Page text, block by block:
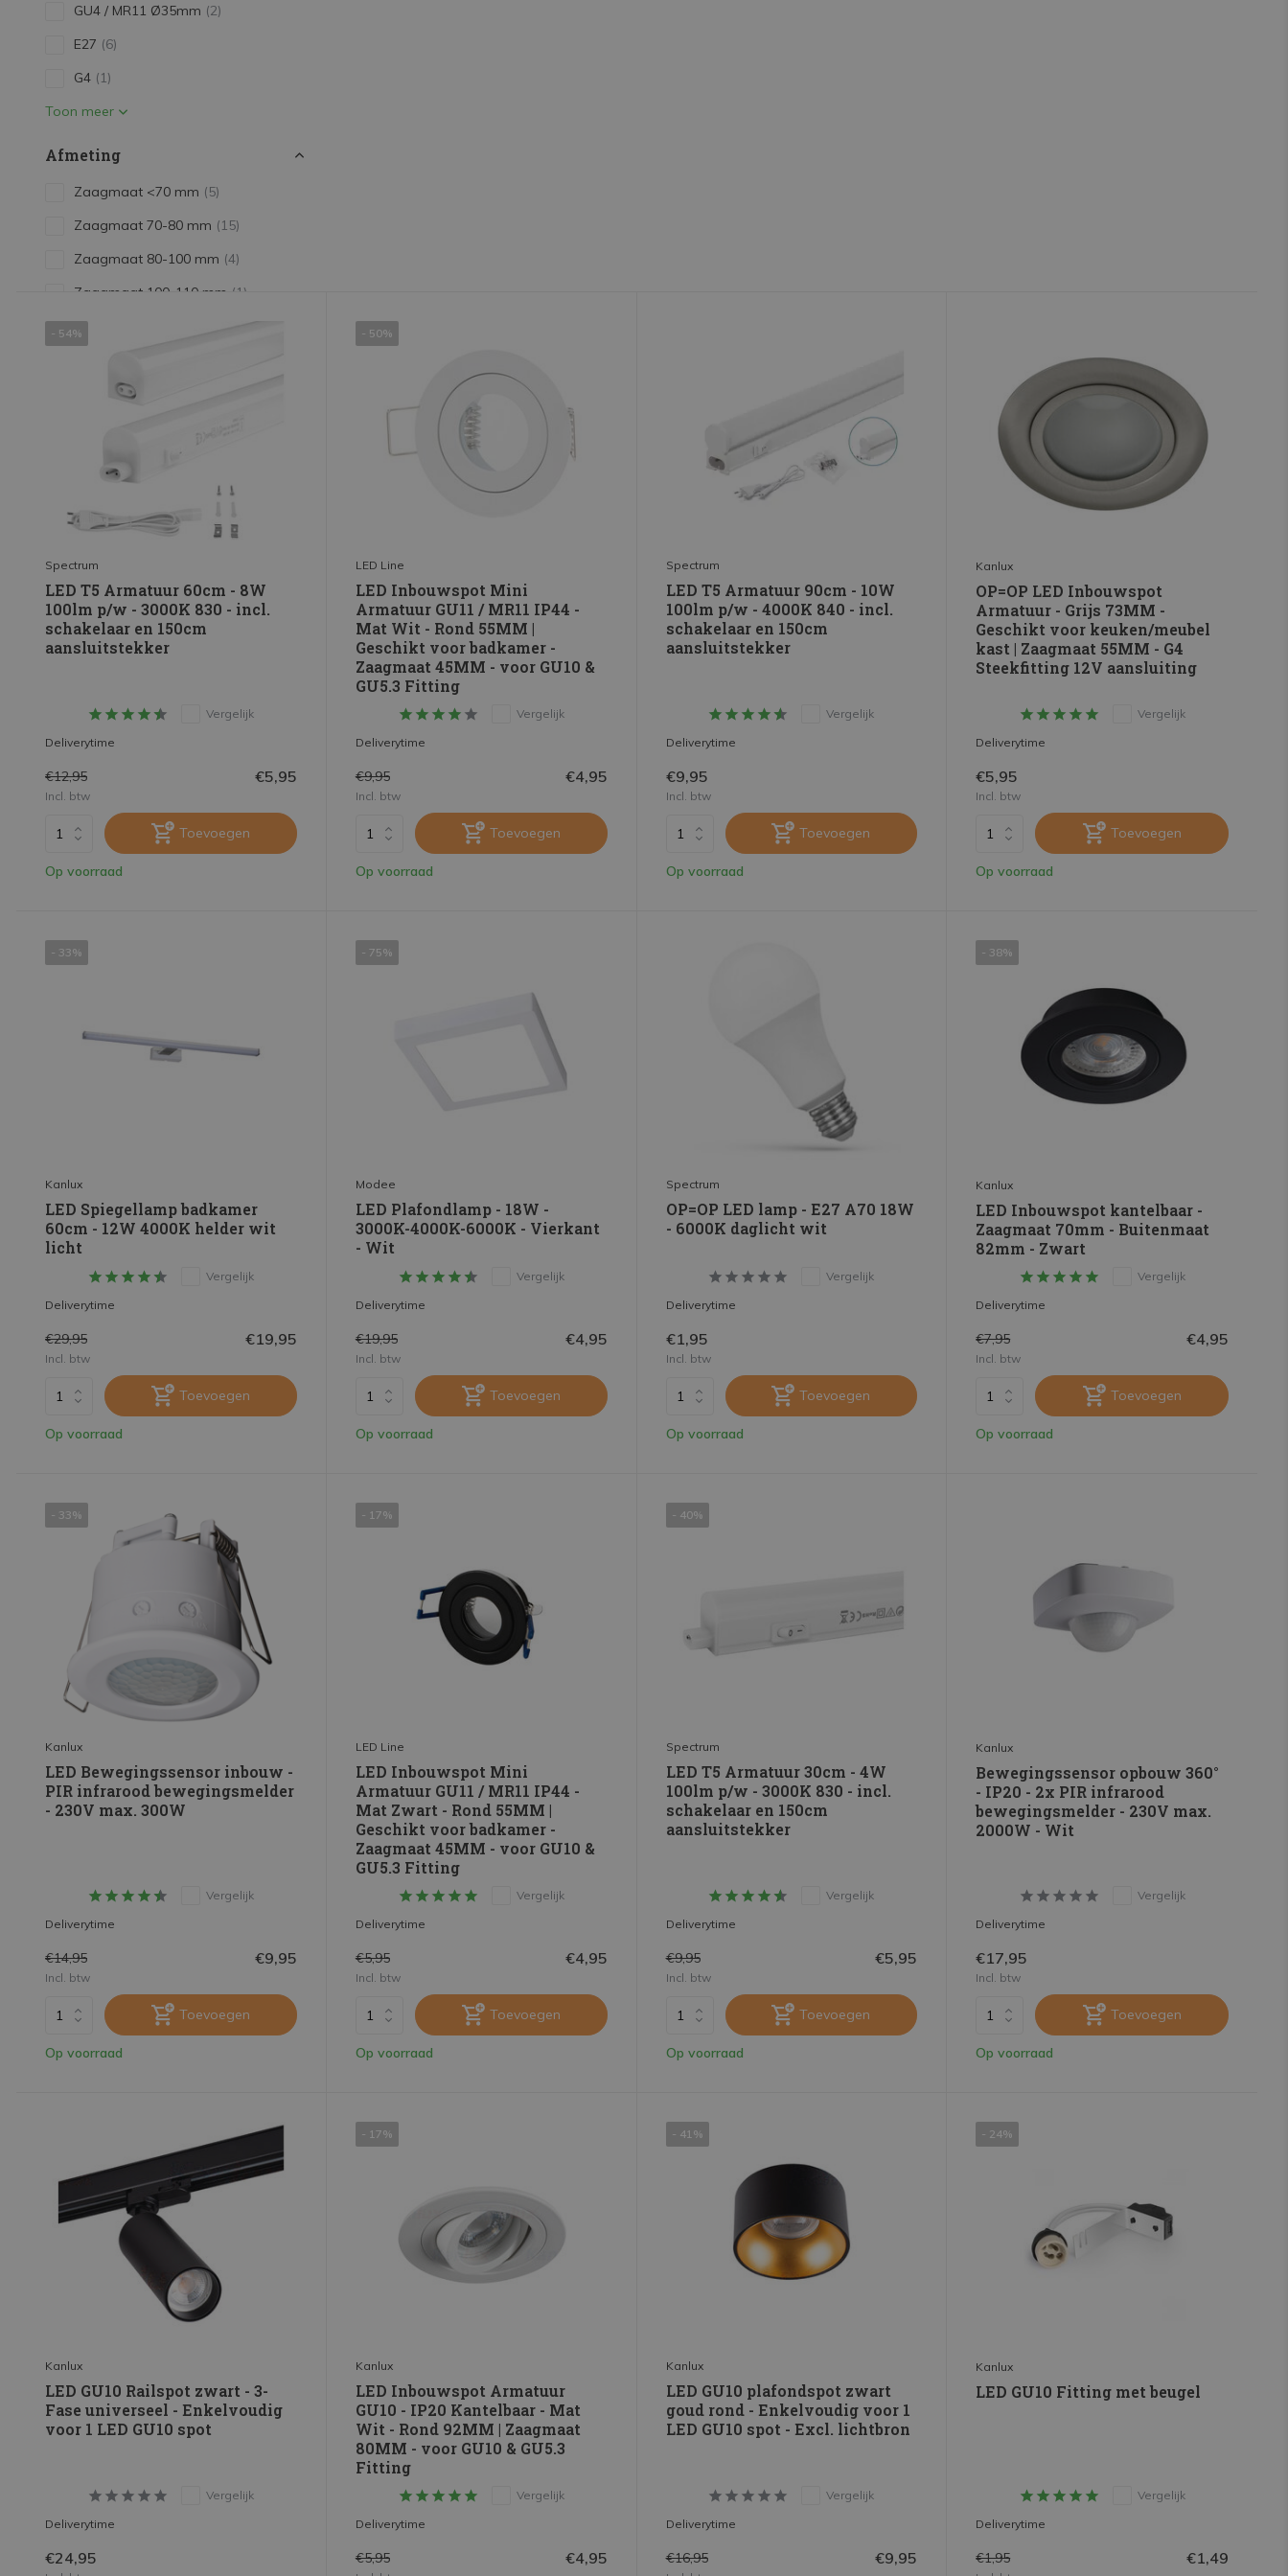
GU4 / MR11 Ø35mm (2)
E27 (6)
G4 (1)
Toon meer
Afmeting
Zaagmaat <70 mm (5)
Zaagmaat 70-80 mm (15)
Zaagmaat 80-100 mm (4)
Zaagmaat 100-110 mm (1)
Lengte 30 cm
1800K - 2200K extra warm wit
6000K daglicht wit
2700K - 3000K 830 (4)
4000K - 4500K 840
Verbruik - Wattage
<2W
2-5W
6-10W
11-15W(2)
Toon meer
- 54%
Spectrum
LED T5 Armatuur 60cm - 8W
100lm p/w - 3000K 830 - incl.
schakelaar en 150cm
aansluitstekker
Vergelijk
Deliverytime
€12,95 €5,95
Incl. btw
Toevoegen
Op voorraad
- 50%
LED Line
LED Inbouwspot Mini
Armatuur GU11 / MR11 IP44 -
Mat Wit - Rond 55MM |
Geschikt voor badkamer -
Zaagmaat 45MM - voor GU10 &
GU5.3 Fitting
Vergelijk
Deliverytime
€9,95 €4,95
Incl. btw
Toevoegen
Op voorraad
Spectrum
LED T5 Armatuur 90cm - 10W
100lm p/w - 4000K 840 - incl.
schakelaar en 150cm
aansluitstekker
Vergelijk
Deliverytime
€9,95
Incl. btw
Toevoegen
Op voorraad
Kanlux
OP=OP LED Inbouwspot
Armatuur - Grijs 73MM -
Geschikt voor keuken/meubel
kast | Zaagmaat 55MM - G4
Steekfitting 12V aansluiting
Vergelijk
Deliverytime
€5,95
Incl. btw
Toevoegen
Op voorraad
- 33%
Kanlux
LED Spiegellamp badkamer
60cm - 12W 4000K helder wit
licht
Vergelijk
Deliverytime
€29,95 €19,95
Incl. btw
Toevoegen
Op voorraad
- 75%
Modee
LED Plafondlamp - 18W -
3000K-4000K-6000K - Vierkant
- Wit
Vergelijk
Deliverytime
€19,95 €4,95
Incl. btw
Toevoegen
Op voorraad
Spectrum
OP=OP LED lamp - E27 A70 18W
- 6000K daglicht wit
Vergelijk
Deliverytime
€1,95
Incl. btw
Toevoegen
Op voorraad
- 38%
Kanlux
LED Inbouwspot kantelbaar -
Zaagmaat 70mm - Buitenmaat
82mm - Zwart
Vergelijk
Deliverytime
€7,95 €4,95
Incl. btw
Toevoegen
Op voorraad
- 33%
Kanlux
LED Bewegingssensor inbouw -
PIR infrarood bewegingsmelder
- 230V max. 300W
Vergelijk
Deliverytime
€14,95 €9,95
Incl. btw
Toevoegen
Op voorraad
- 17%
LED Line
LED Inbouwspot Mini
Armatuur GU11 / MR11 IP44 -
Mat Zwart - Rond 55MM |
Geschikt voor badkamer -
Zaagmaat 45MM - voor GU10 &
GU5.3 Fitting
Vergelijk
Deliverytime
€5,95 €4,95
Incl. btw
Toevoegen
Op voorraad
- 40%
Spectrum
LED T5 Armatuur 30cm - 4W
100lm p/w - 3000K 830 - incl.
schakelaar en 150cm
aansluitstekker
Vergelijk
Deliverytime
€9,95 €5,95
Incl. btw
Toevoegen
Op voorraad
Kanlux
Bewegingssensor opbouw 360°
- IP20 - 2x PIR infrarood
bewegingsmelder - 230V max.
2000W - Wit
Vergelijk
Deliverytime
€17,95
Incl. btw
Toevoegen
Op voorraad
Kanlux
LED GU10 Railspot zwart - 3-
Fase universeel - Enkelvoudig
voor 1 LED GU10 spot
Vergelijk
Deliverytime
€24,95
- 17%
Kanlux
LED Inbouwspot Armatuur
GU10 - IP20 Kantelbaar - Mat
Wit - Rond 92MM | Zaagmaat
80MM - voor GU10 & GU5.3
Fitting
Vergelijk
Deliverytime
€5,95 €4,95
- 41%
Kanlux
LED GU10 plafondspot zwart
goud rond - Enkelvoudig voor 1
LED GU10 spot - Excl. lichtbron
Vergelijk
Deliverytime
€16,95 €9,95
- 24%
Kanlux
LED GU10 Fitting met beugel
Vergelijk
Deliverytime
€1,95 €1,49